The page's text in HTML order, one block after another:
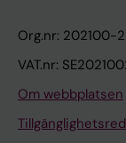
Org.nr: 202100-
VAT.nr:
Om webbplatsen